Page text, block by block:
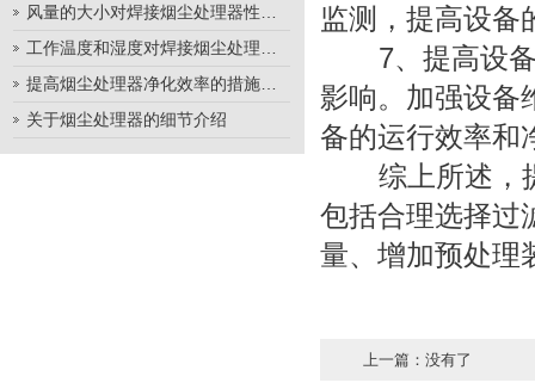
关于烟尘处理器的细节介绍
监测，提高设备
7、提高设备
影响。加强设备
备的运行效率和
综上所述，提
包括合理选择过
量、增加预处理
上一篇：没有了